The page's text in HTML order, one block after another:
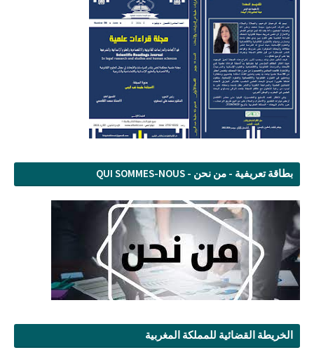
بطاقة تعريفية - من نحن - QUI SOMMES-NOUS
الخريطة القضائية للمملكة المغربية